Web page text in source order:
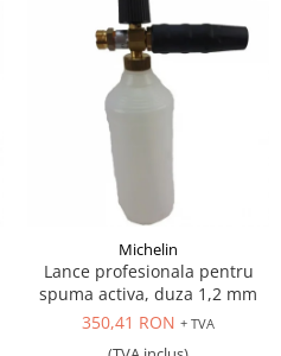
Michelin
Lance profesionala pentru
spuma activa, duza 1,2 mm
350,41 RON + TVA